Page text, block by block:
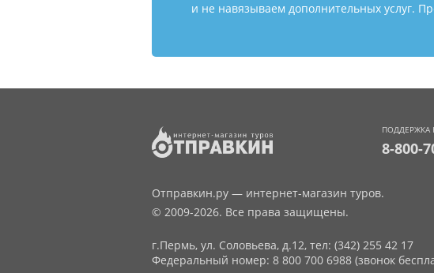
и не навязываем дополнительных услуг.
ПОДДЕРЖКА
8-800-
Отправкин.ру — интернет-магазин туров.
© 2009-2026. Все права защищены.
г.Пермь, ул. Соловьева, д.12, тел: (342) 255 42 17
Федеральный номер: 8 800 700 6988 (звонок